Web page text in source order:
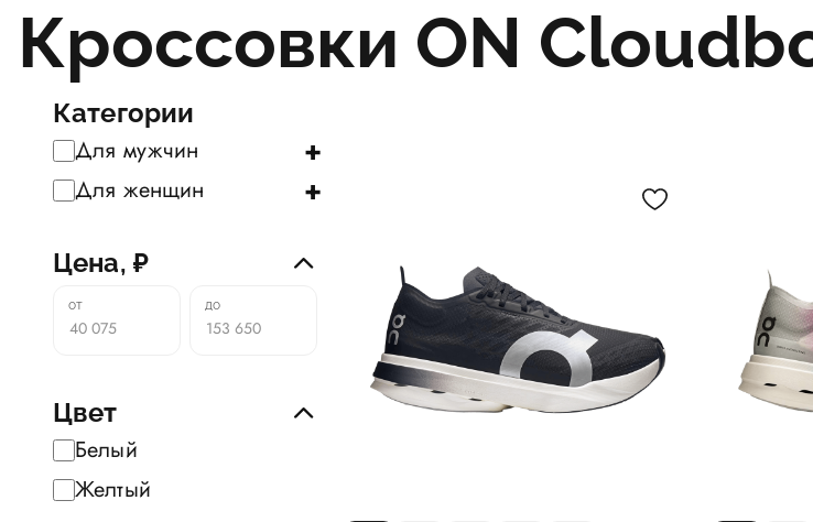
Кроссовки ON
Категории
Для мужчин
+
Для женщин +
Цена, ₽
Цвет
Белый
Желтый